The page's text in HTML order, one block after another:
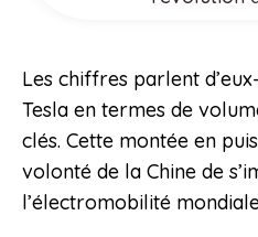
Les chiffres parlent
Tesla en termes de
clés. Cette montée en
volonté de la Chine de
l’électromobilité